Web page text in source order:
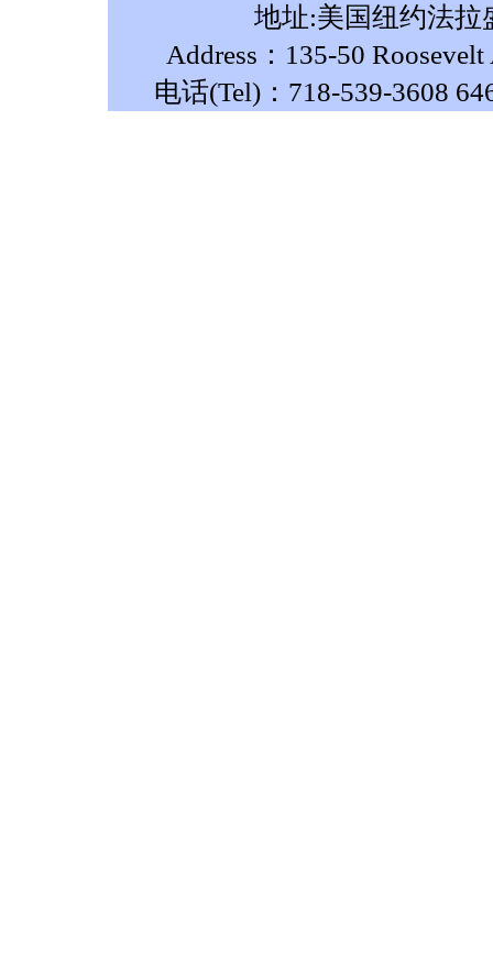
地址:美国纽约法拉
Address：135-50
电话(Tel)：718-539-3608